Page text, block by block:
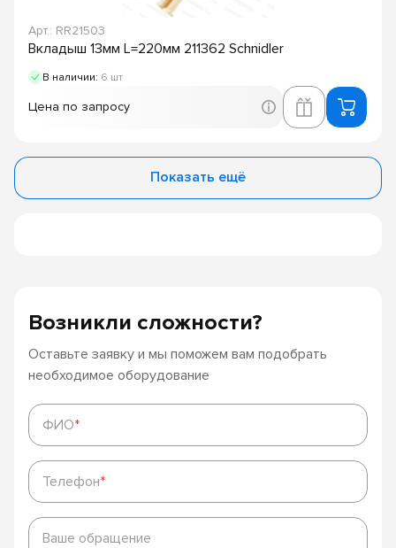
Арт.: RR21503
Вкладыш 13мм L=220мм 211362 Schnidler
В наличии: 6 шт
Цена по запросу
Показать ещё
Возникли сложности?
Оставьте заявку и мы поможем вам подобрать
необходимое оборудование
ФИО*
ФИО*
Телефон*
Телефон*
Ваше
обращение
Ваше обращение